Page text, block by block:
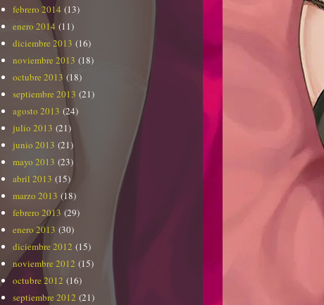
febrero 2014 (13)
enero 2014 (11)
diciembre 2013 (16)
noviembre 2013 (18)
octubre 2013 (18)
septiembre 2013 (21)
agosto 2013 (24)
julio 2013 (21)
junio 2013 (21)
mayo 2013 (23)
abril 2013 (15)
marzo 2013 (18)
febrero 2013 (29)
enero 2013 (30)
diciembre 2012 (15)
noviembre 2012 (15)
octubre 2012 (16)
septiembre 2012 (21)